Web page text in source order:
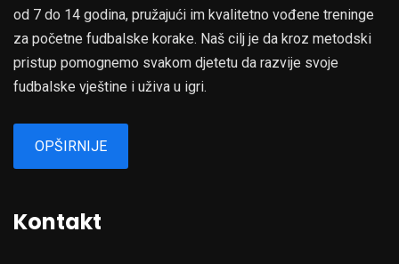
od 7 do 14 godina, pružajući im kvalitetno vođene treninge
za početne fudbalske korake. Naš cilj je da kroz metodski
pristup pomognemo svakom djetetu da razvije svoje
fudbalske vještine i uživa u igri.
OPŠIRNIJE
Kontakt